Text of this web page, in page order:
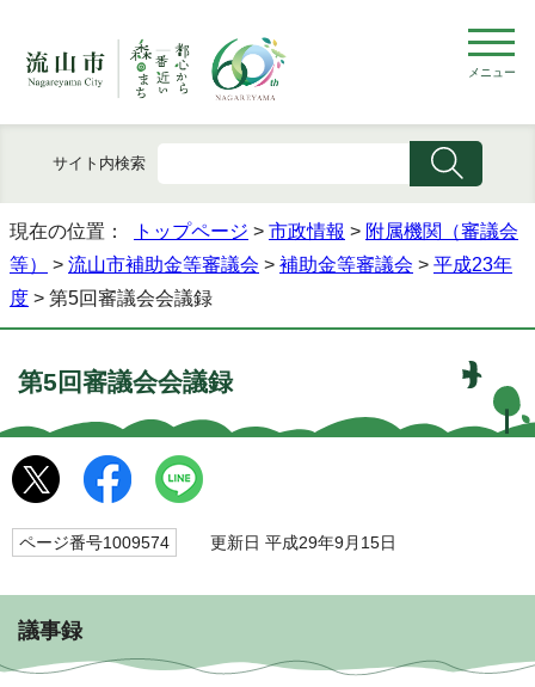
メニュー
サイト内検索
現在の位置： トップページ > 市政情報 > 附属機関（審議会
等）
> 流山市補助金等審議会 > 補助金等審議会 > 平成23年
度 > 第5回審議会会議録
第5回審議会会議録
ページ番号1009574 更新日 平成29年9月15日
議事録